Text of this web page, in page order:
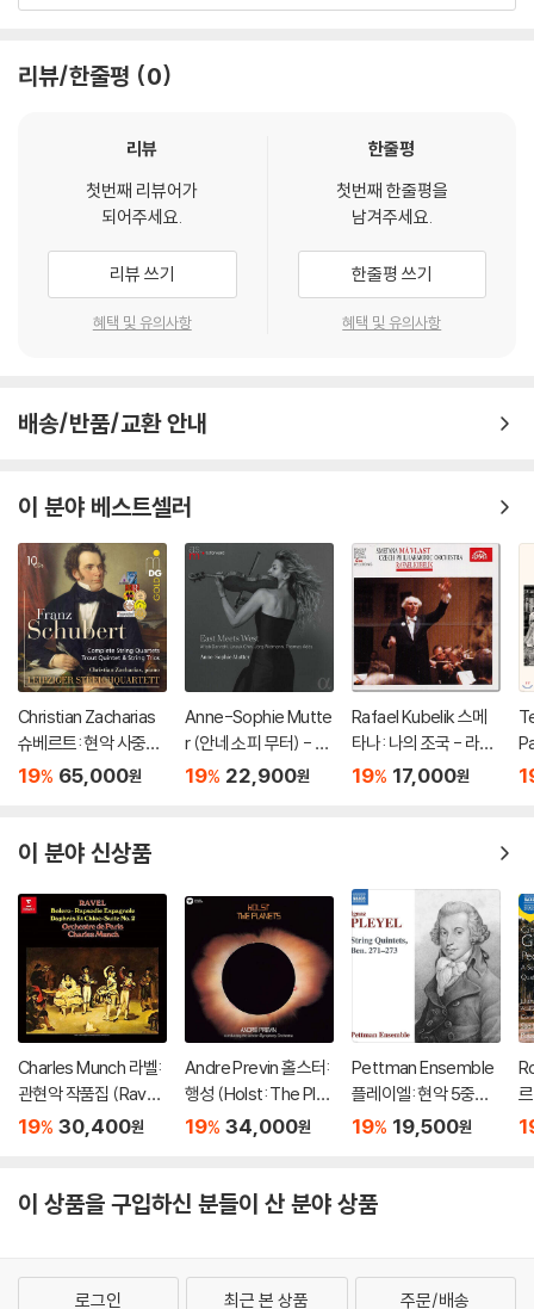
리뷰/한줄평 0
리뷰
첫번째 리뷰어가
되어주세요.
리뷰 쓰기
혜택 및 유의사항
한줄평
첫번째 한줄평을
남겨주세요.
한줄평 쓰기
혜택 및 유의사항
배송/반품/교환 안내
이 분야 베스트셀러
Christian Zacharias
슈베르트: 현악 사중주
전곡 외 (Schubert: C
& String Trios)
19% 65,000원
Anne-Sophie Mutte
r (안네 소피 무터) - Ea
st Meets West
19% 22,900원
Rafael Kubelik 스메
타나: 나의 조국 - 라파
엘 쿠벨릭 (Smetana:
19% 17,000원
이 분야 신상품
Charles Munch 라벨:
관현악 작품집 (Ravel:
Bolero) [UHQCD]
19% 30,400원
Andre Previn 홀스터:
행성 (Holst: The Plan
ets) [UHQCD]
19% 34,000원
Pettman Ensemble
플레이엘: 현악 5중주
작품집 (Pleyel: String
19% 19,500원
이 상품을 구입하신 분들이 산 분야 상품
로그인 최근 본 상품 주문/배송